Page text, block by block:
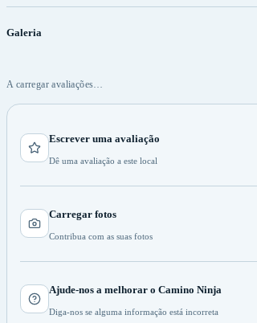
Galeria
A carregar avaliações…
Escrever uma avaliação
Dê uma avaliação a este local
Carregar fotos
Contribua com as suas fotos
Ajude-nos a melhorar o Camino Ninja
Diga-nos se alguma informação está incorreta